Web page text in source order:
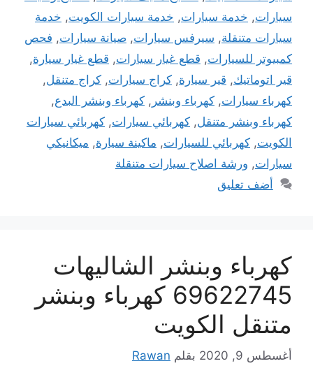
سيارات, خدمة سيارات, خدمة سيارات الكويت, خدمة
سيارات متنقلة, سيرفس سيارات, صيانة سيارات, فحص
كمبيوتر للسيارات, قطع غيار سيارات, قطع غيار سيارة,
قير اتوماتيك, قير سيارة, كراج سيارات, كراج متنقل,
كهرباء سيارات, كهرباء وبنشر , كهرباء وبنشر البدع,
كهرباء وبنشر متنقل, كهربائي سيارات, كهربائي سيارات
الكويت, كهربائي للسيارات, ماكينة سيارة, ميكانيكي
سيارات, ورشة اصلاح سيارات متنقلة
أضف تعليق
كهرباء وبنشر الشاليهات
69622745 كهرباء وبنشر
متنقل الكويت
أغسطس 9, 2020 بقلم Rawan